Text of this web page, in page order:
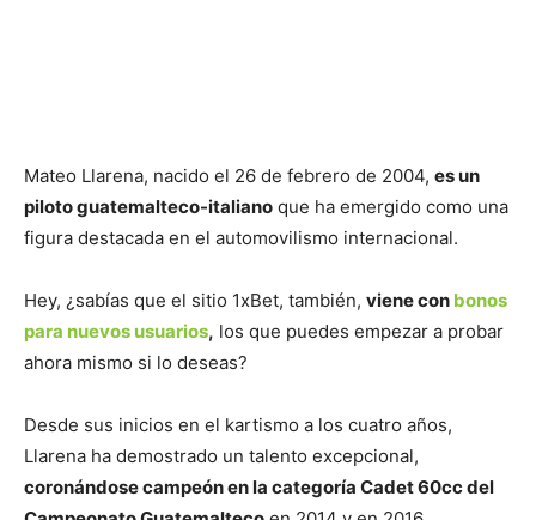
Mateo Llarena, nacido el 26 de febrero de 2004, es un
piloto guatemalteco-italiano que ha emergido como una
figura destacada en el automovilismo internacional.
Hey, ¿sabías que el sitio 1xBet, también, viene con bonos
para nuevos usuarios, los que puedes empezar a probar
ahora mismo si lo deseas?
Desde sus inicios en el kartismo a los cuatro años,
Llarena ha demostrado un talento excepcional,
coronándose campeón en la categoría Cadet 60cc del